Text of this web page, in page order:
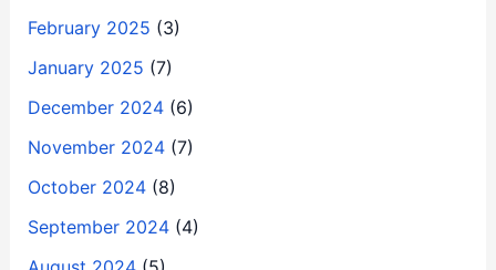
February 2025 (3)
January 2025 (7)
December 2024(6)
November 2024(7)
October 2024(8)
September 2024(4)